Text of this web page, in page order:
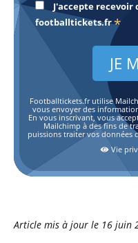
J'accepte recevoir
footballtickets.fr*
Footballtickets.fr utilise
vous envoyer des
En vous inscrivant, vous
Mailchimp à des fins de
puissions traiter vos données
Vie
Article mis à jour le 16 juin